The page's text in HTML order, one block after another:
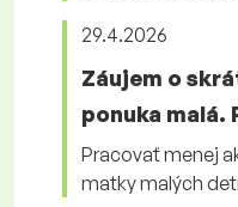
29.4.2026
Záujem o
ponuka malá.
Pracovať menej
matky malých